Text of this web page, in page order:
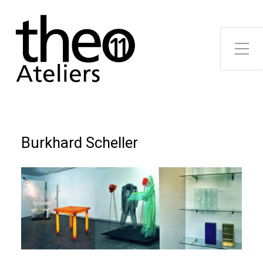
Toggle Side Menu
Burkhard Scheller